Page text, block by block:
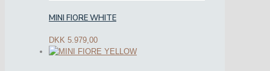
MINI FIORE WHITE
DKK 5.979,00